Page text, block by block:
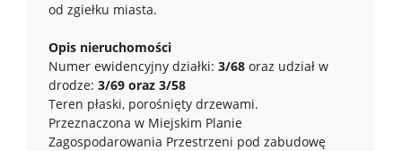
od zgiełku miasta.
Opis nieruchomości
Numer ewidencyjny działki: 3/68 oraz udział w
drodze: 3/69 oraz 3/58
Teren płaski, porośnięty drzewami.
Przeznaczona w Miejskim Planie
Zagospodarowania Przestrzeni pod zabudowę